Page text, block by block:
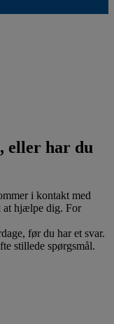
eller har du
i kontakt med
at hjælpe dig. For
før du har et svar.
stillede spørgsmål.